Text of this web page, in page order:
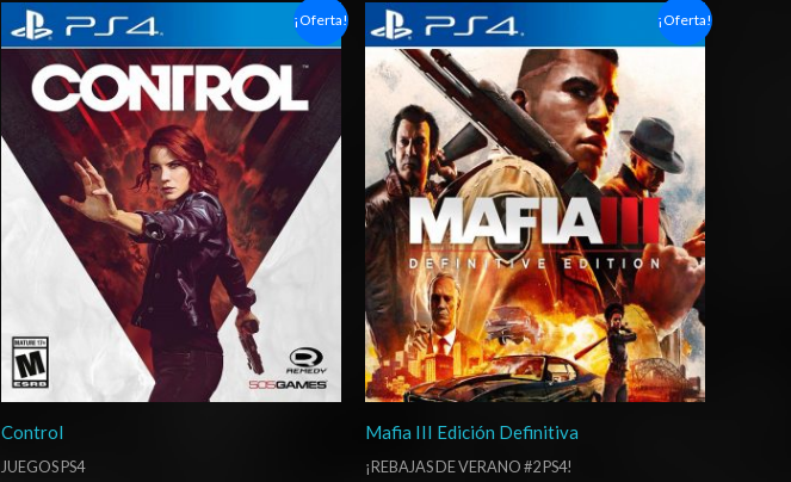
¡Oferta!
Control
JUEGOS PS4
Rango
de
precios:
desde
$6.03
hasta
$10.03
¡Oferta!
Mafia III Edición Definitiva
¡REBAJAS DE VERANO #2 PS4!
Rango
de
precios:
desde
$6.03
hasta
$10.03